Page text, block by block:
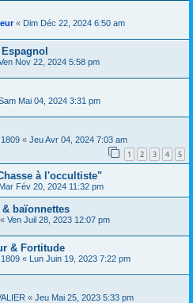
« Dim Déc 22, 2024 6:50 am
Nov 22, 2024 5:58 pm
Mai 04, 2024 3:31 pm
« Jeu Avr 04, 2024 7:03 am
1 2 3 4 5
à l'occultiste"
Mar Fév 20, 2024 11:32 pm
baïonnettes
« Ven Juil 28, 2023 12:07 pm
& Fortitude
« Lun Juin 19, 2023 7:22 pm
« Jeu Mai 25, 2023 5:33 pm